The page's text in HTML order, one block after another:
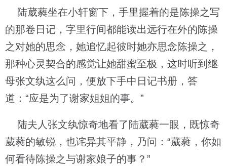
陆葳蕤坐在小轩窗下，手里握着的是陈操之写
的那卷日记，字里行间都能读出远行在外的陈操
之对她的思念，她追忆起彼时她亦思念陈操之，
那种心灵契合的感觉让她甜蜜至极，这时听到继
母张文纨这么问，便放下手中日记书册，答
道：“应是为了谢家姐姐的事。”
陆夫人张文纨惊奇地看了陆葳蕤一眼，既惊奇
葳蕤的敏锐，也诧异其平静，乃问：“葳蕤，你如
何看待陈操之与谢家娘子的事？”